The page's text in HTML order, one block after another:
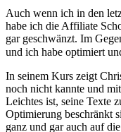
Auch wenn ich in den
habe ich die Affiliate
gar geschwänzt. Im
und ich habe optimiert
In seinem Kurs zeigt
noch nicht kannte und
Leichtes ist, seine Texte
Optimierung beschränkt
ganz und gar auch auf